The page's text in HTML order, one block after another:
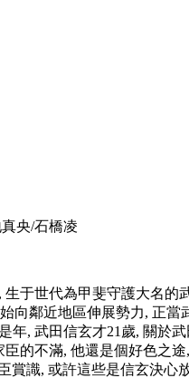
央/石橋凌
于世代為甲斐守護大名
向鄰近地區伸展勢力, 正
年, 武田信玄才21歲, 關於
的不滿, 他還是個好色之
賞識, 或許這些是信玄決